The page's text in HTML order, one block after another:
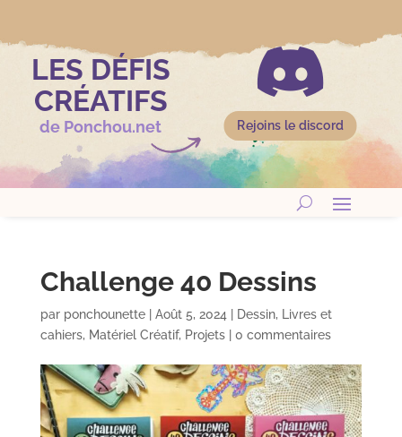
LES DÉFIS
CRÉATIFS
de Ponchou.net

Rejoins le discord
Challenge 40 Dessins
par ponchounette| Août 5, 2024 Dessin,
Livres et
cahiers, Matériel Créatif, Projets| 0 commentaires